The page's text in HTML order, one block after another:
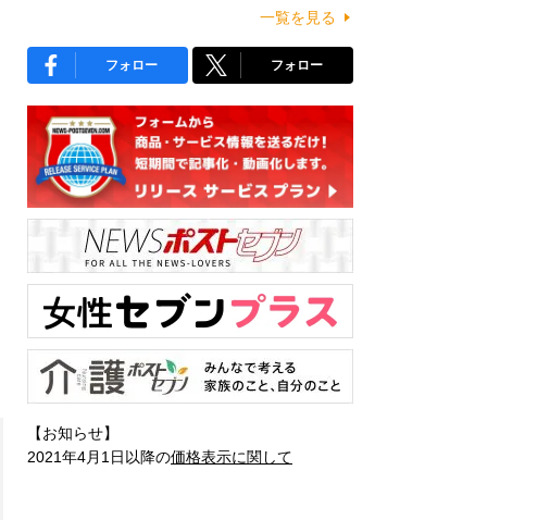
一覧を見る
フォロー フォロー
【お知らせ】
2021年4月1日以降の価格表示に関して